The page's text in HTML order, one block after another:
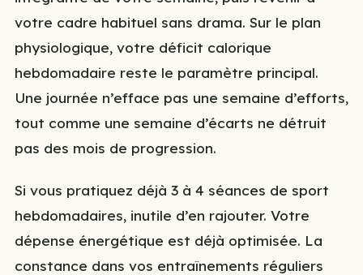
votre cadre habituel sans drama. Sur le plan
physiologique, votre déficit calorique
hebdomadaire reste le paramètre principal.
Une journée n’efface pas une semaine d’efforts,
tout comme une semaine d’écarts ne détruit
pas des mois de progression.
Si vous pratiquez déjà 3 à 4 séances de sport
hebdomadaires, inutile d’en rajouter. Votre
dépense énergétique est déjà optimisée. La
constance dans vos entraînements réguliers